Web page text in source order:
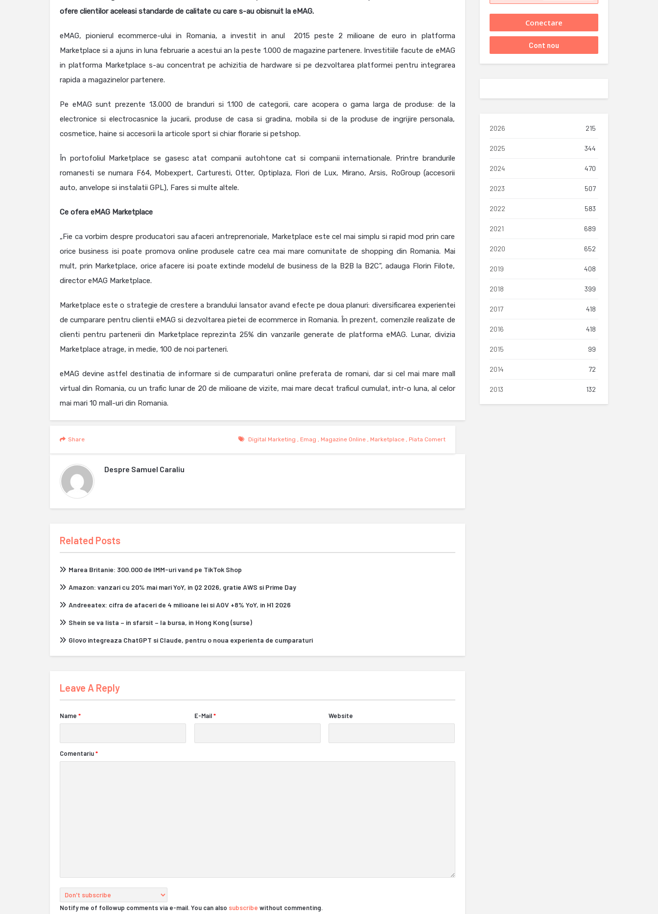
ofere clientilor aceleasi standarde de calitate cu care s-au obisnuit la eMAG.
eMAG, pionierul ecommerce-ului in Romania, a investit in anul 2015 peste 2 milioane de euro in platforma
Marketplace si a ajuns in luna februarie a acestui an la peste 1.000 de magazine partenere. Investitiile facute de eMAG
in platforma Marketplace s-au concentrat pe achizitia de hardware si pe dezvoltarea platformei pentru integrarea
rapida a magazinelor partenere.
Pe eMAG sunt prezente 13.000 de branduri si 1.100 de categorii, care acopera o gama larga de produse: de la
electronice si electrocasnice la jucarii, produse de casa si gradina, mobila si de la produse de ingrijire personala,
cosmetice, haine si accesorii la articole sport si chiar florarie si petshop.
În portofoliul Marketplace se gasesc atat companii autohtone cat si companii internationale. Printre brandurile
romanesti se numara F64, Mobexpert, Carturesti, Otter, Optiplaza, Flori de Lux, Mirano, Arsis, RoGroup (accesorii
auto, anvelope si instalatii GPL), Fares si multe altele.
Ce ofera eMAG Marketplace
„Fie ca vorbim despre producatori sau afaceri antreprenoriale, Marketplace este cel mai simplu si rapid mod prin care
orice business isi poate promova online produsele catre cea mai mare comunitate de shopping din Romania. Mai
mult, prin Marketplace, orice afacere isi poate extinde modelul de business de la B2B la B2C”, adauga Florin Filote,
director eMAG Marketplace.
Marketplace este o strategie de crestere a brandului lansator avand efecte pe doua planuri: diversificarea experientei
de cumparare pentru clientii eMAG si dezvoltarea pietei de ecommerce in Romania. În prezent, comenzile realizate de
clienti pentru partenerii din Marketplace reprezinta 25% din vanzarile generate de platforma eMAG. Lunar, divizia
Marketplace atrage, in medie, 100 de noi parteneri.
eMAG devine astfel destinatia de informare si de cumparaturi online preferata de romani, dar si cel mai mare mall
virtual din Romania, cu un trafic lunar de 20 de milioane de vizite, mai mare decat traficul cumulat, intr-o luna, al celor
mai mari 10 mall-uri din Romania.
Digital Marketing , Emag , Magazine Online, Marketplace, Piata Comert
Share
Despre Samuel Caraliu
Related Posts
Marea Britanie: 300.000 de IMM-uri vand pe TikTok Shop
Amazon: vanzari cu 20% mai mari YoY, in Q2 2026, gratie AWS si Prime Day
Andreeatex: cifra de afaceri de 4 milioane lei si AOV +8% YoY, in H1 2026
Shein se va lista – in sfarsit – la bursa, in Hong Kong (surse)
Glovo integreaza ChatGPT si Claude, pentru o noua experienta de cumparaturi
Leave A Reply
Name * E-Mail * Website
Comentariu*
Notify me of followup comments via e-mail. You can also subscribe without commenting.
2026 215
2025 344
2024 470
2023 507
2022 583
2021 689
2020 652
2019 408
2018 399
2017 418
2016 418
2015 99
2014 72
2013 132